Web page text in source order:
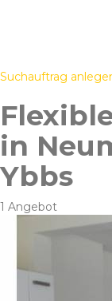
Suchauftrag
in
Ybbs
1 Angebot